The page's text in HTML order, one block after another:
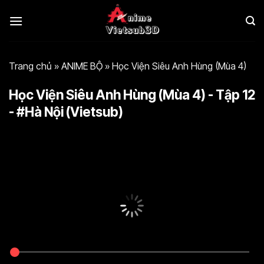
qua
Trang chủ » ANIME BỘ » Học Viện Siêu Anh Hùng (Mùa 4)
Học Viện Siêu Anh Hùng (Mùa 4) - Tập 12
- #Hà Nội (Vietsub)